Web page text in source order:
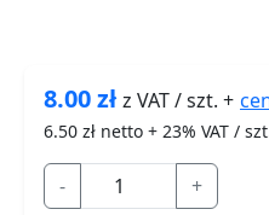
8.00złz VAT / szt. +
6.50 zł netto + 23% VAT /
- +